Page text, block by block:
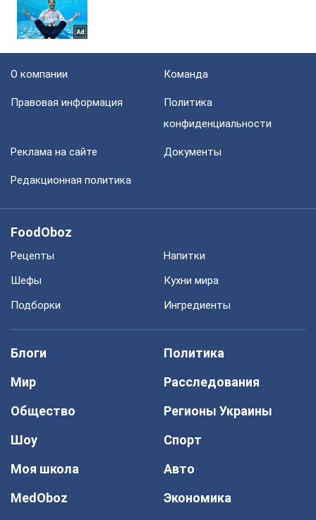
О компании Команда
Правовая информация
Политика
конфиденциальности
Реклама на сайте Документы
Редакционная политика
FoodOboz
Рецепты
Напитки
Шефы
Кухни мира
Подборки
Ингредиенты
Блоги
Политика
Мир
Расследования
Общество
Регионы Украины
Шоу
Спорт
Моя школа
Авто
MedOboz
Экономика